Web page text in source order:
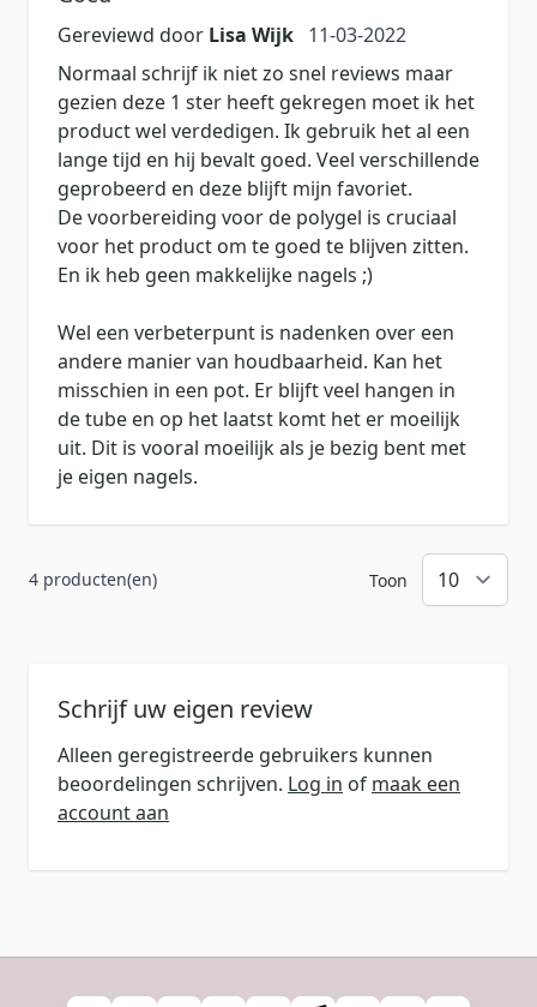
Gereviewd door Lisa Wijk 11 maart 2022
11-03-2022
Normaal schrijf ik niet zo snel reviews maar
gezien deze 1 ster heeft gekregen moet ik het
product wel verdedigen. Ik gebruik het al een
lange tijd en hij bevalt goed. Veel verschillende
geprobeerd en deze blijft mijn favoriet.
De voorbereiding voor de polygel is cruciaal
voor het product om te goed te blijven zitten.
En ik heb geen makkelijke nagels ;)
Wel een verbeterpunt is nadenken over een
andere manier van houdbaarheid. Kan het
misschien in een pot. Er blijft veel hangen in
de tube en op het laatst komt het er moeilijk
uit. Dit is vooral moeilijk als je bezig bent met
je eigen nagels.
4 producten(en) Toon
Schrijf uw eigen review
Alleen geregistreerde gebruikers kunnen
beoordelingen schrijven. Log in of maak een
account aan